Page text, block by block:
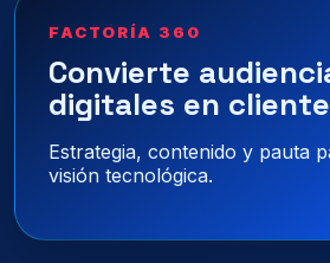
FACTORÍA 360
Convierte
digitales en
Estrategia, contenido y pauta
visión tecnológica.